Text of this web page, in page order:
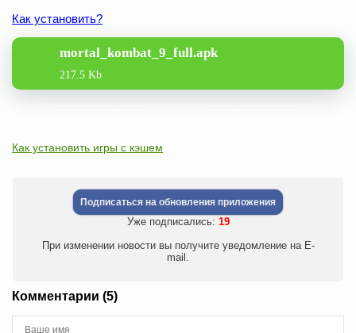
Как установить?
mortal_kombat_9_full.apk
217.5 Kb
Как установить игры с кэшем
Подписаться на обновления приложения
Уже подписались: 19
При изменении новости вы получите уведомление на E-
mail.
Комментарии (5)